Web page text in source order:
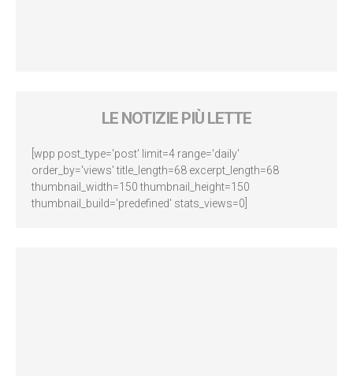
LE NOTIZIE PIÙ LETTE
[wpp post_type='post' limit=4 range='daily'
order_by='views' title_length=68 excerpt_length=68
thumbnail_width=150 thumbnail_height=150
thumbnail_build='predefined' stats_views=0]